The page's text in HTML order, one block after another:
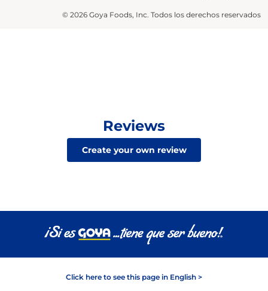
© 2026 Goya Foods, Inc. Todos los derechos reservados
Reviews
Create your own review
Click here to see this page in English >